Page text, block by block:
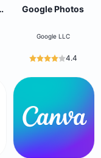
Google Photos
Google LLC
4.4